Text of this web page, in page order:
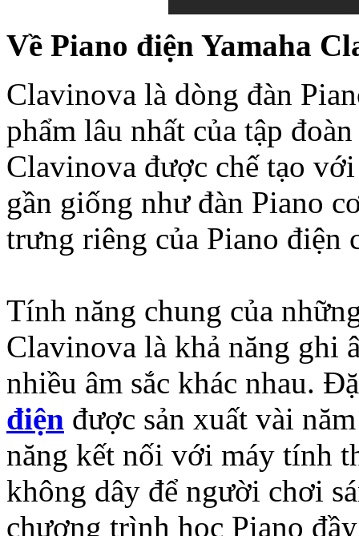
Về Piano điện Yamaha
Clavinova là dòng đàn
phẩm lâu nhất của tập
Clavinova được chế tạo
gần giống như đàn Piano
trưng riêng của Piano điện
Tính năng chung của
Clavinova là khả năng ghi
nhiều âm sắc khác nhau.
điện được sản xuất vài
năng kết nối với máy tính
không dây để người chơi
chương trình học Piano